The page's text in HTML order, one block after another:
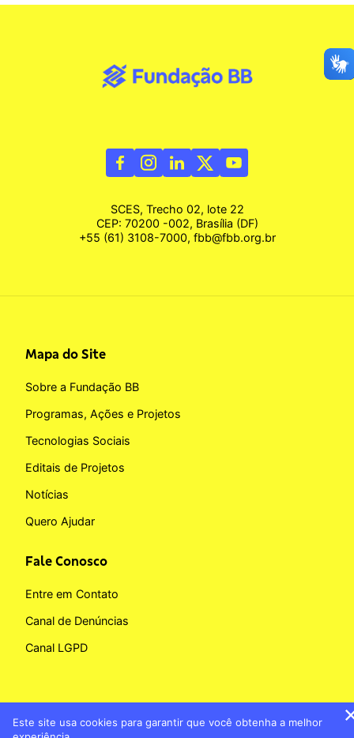
SCES, Trecho 02, lote 22
CEP: 70200 -002, Brasília (DF)
+55 (61) 3108-7000, fbb@fbb.org.br
Mapa do Site
Sobre a Fundação BB
Programas, Ações e Projetos
Tecnologias Sociais
Editais de Projetos
Notícias
Quero Ajudar
Fale Conosco
Entre em Contato
Canal de Denúncias
Canal LGPD
Este site usa cookies para garantir que você obtenha a melhor